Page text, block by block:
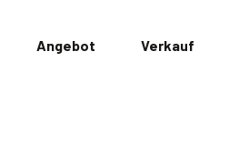
Angebot Verkauf